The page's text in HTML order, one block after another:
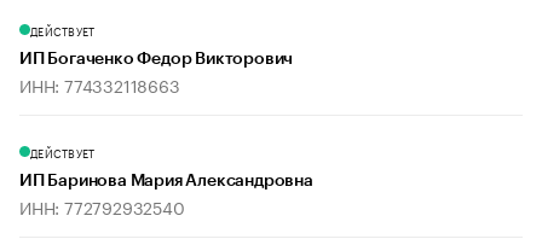
ДЕЙСТВУЕТ
ИП Богаченко Федор Викторович
ИНН: 774332118663
ДЕЙСТВУЕТ
ИП Баринова Мария Александровна
ИНН: 772792932540